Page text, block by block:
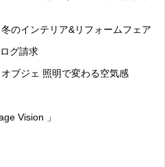
のインテリア&リフォームフェア
グ請求
ブジェ 照明で変わる空気感
Vision 」